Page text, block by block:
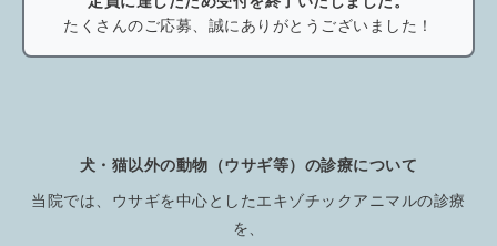
たくさんのご応募、誠にありがとうございました！
犬・猫以外の動物（ウサギ等）の診療について
当院では、ウサギを中心としたエキゾチックアニマルの診療
を、